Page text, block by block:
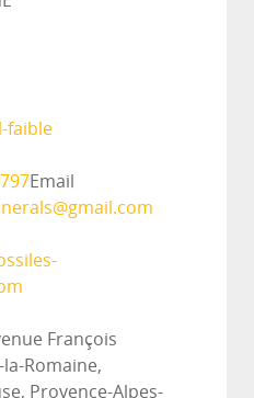
faible
Email
François
Romaine,
Provence-Alpes-